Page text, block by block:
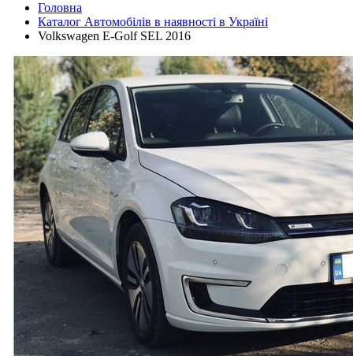
Головна
Каталог Автомобілів в наявності в Україні
Volkswagen E-Golf SEL 2016